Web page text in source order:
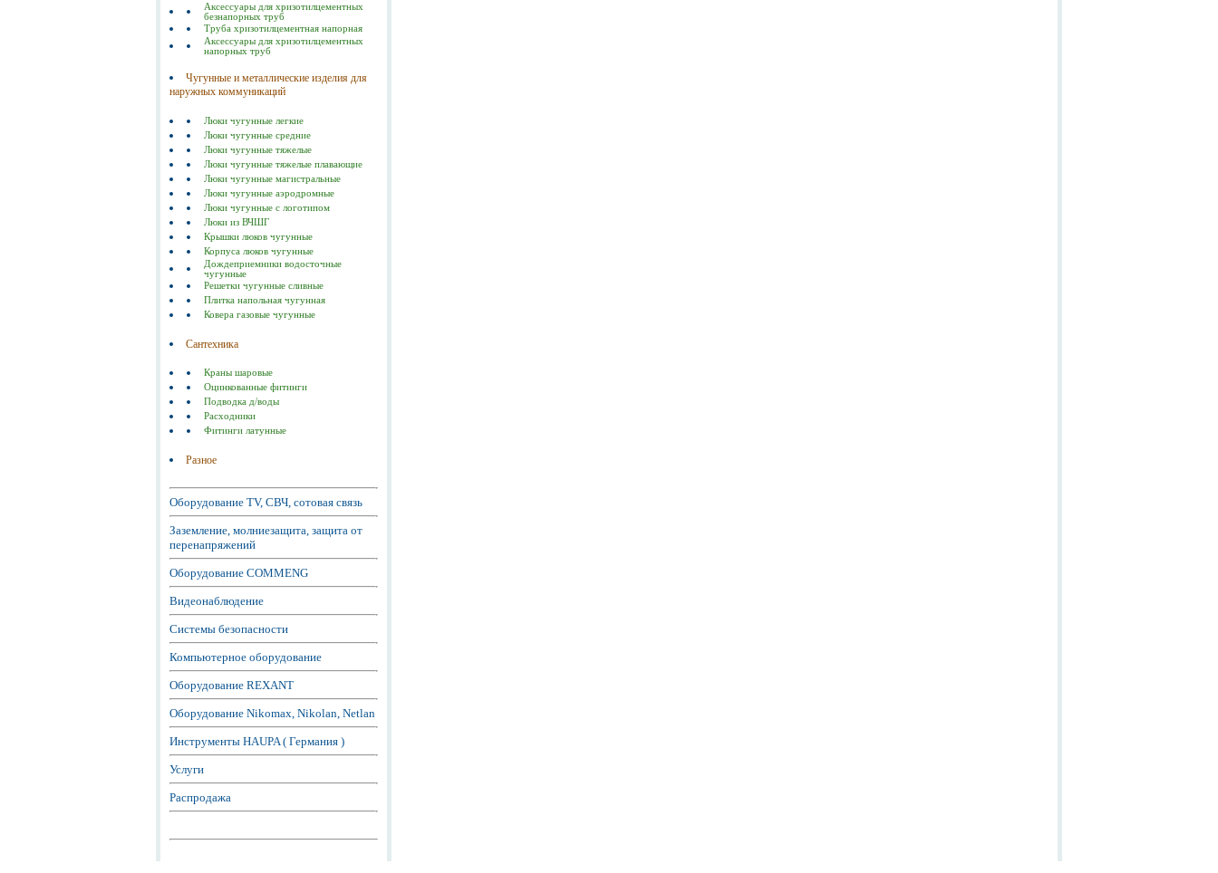
Аксессуары для хризотилцементных
безнапорных труб
Труба хризотилцементная напорная
Аксессуары для хризотилцементных
напорных труб
Чугунные и металлические изделия для
наружных коммуникаций
Люки чугунные легкие
Люки чугунные средние
Люки чугунные тяжелые
Люки чугунные тяжелые плавающие
Люки чугунные магистральные
Люки чугунные аэродромные
Люки чугунные с логотипом
Люки из ВЧШГ
Крышки люков чугунные
Корпуса люков чугунные
Дождеприемники водосточные
чугунные
Решетки чугунные сливные
Плитка напольная чугунная
Ковера газовые чугунные
Сантехника
Краны шаровые
Оцинкованные фитинги
Подводка д/воды
Расходники
Фитинги латунные
Разное
Оборудование TV, СВЧ, сотовая связь
Заземление, молниезащита, защита от
перенапряжений
Оборудование COMMENG
Видеонаблюдение
Системы безопасности
Компьютерное оборудование
Оборудование REXANT
Оборудование Nikomax, Nikolan, Netlan
Инструменты HAUPA ( Германия )
Услуги
Распродажа